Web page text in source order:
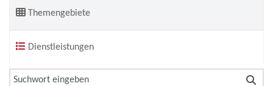
Themengebiete
Dienstleistungen